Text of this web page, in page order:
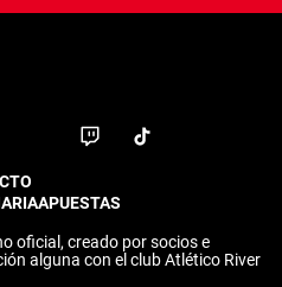
APUESTAS
oficial, creado por socios e
alguna con el club Atlético River